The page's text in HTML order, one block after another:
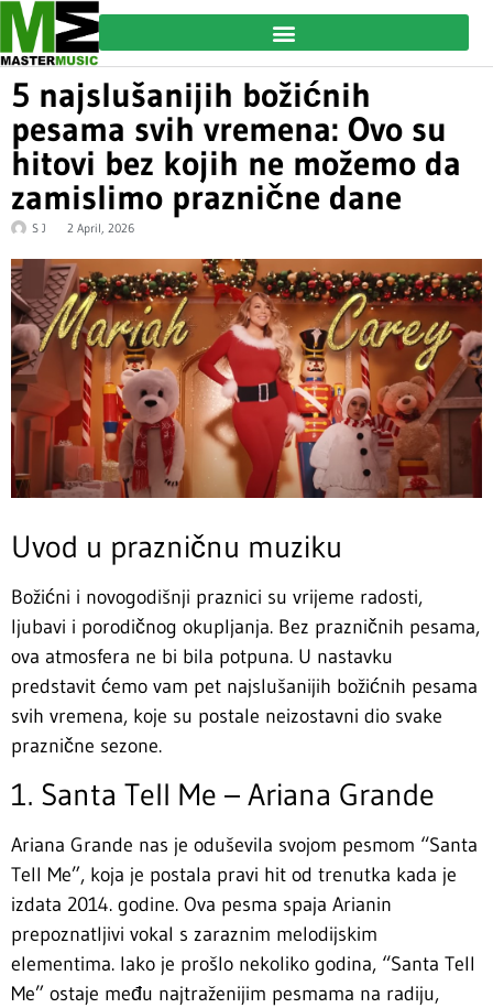
5 najslušanijih božićnih
pesama svih vremena: Ovo su
hitovi bez kojih ne možemo da
zamislimo praznične dane
S J 2 April, 2026
Uvod u prazničnu muziku
Božićni i novogodišnji praznici su vrijeme radosti,
ljubavi i porodičnog okupljanja. Bez prazničnih pesama,
ova atmosfera ne bi bila potpuna. U nastavku
predstavit ćemo vam pet najslušanijih božićnih pesama
svih vremena, koje su postale neizostavni dio svake
praznične sezone.
1. Santa Tell Me – Ariana Grande
Ariana Grande nas je oduševila svojom pesmom “Santa
Tell Me”, koja je postala pravi hit od trenutka kada je
izdata 2014. godine. Ova pesma spaja Arianin
prepoznatljivi vokal s zaraznim melodijskim
elementima. Iako je prošlo nekoliko godina, “Santa Tell
Me” ostaje među najtraženijim pesmama na radiju,